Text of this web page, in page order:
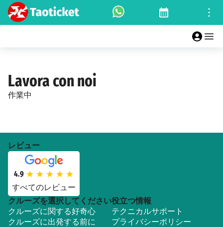
Lavora con noi
作業中
レビュー
4.9
すべてのレビュー
クルーズを選択してください
クルーズに関する好奇心
クルーズに出発する前に
役立つ情報
テクニカルサポート
プライバシーポリシー